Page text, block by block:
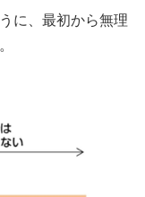
に、最初から無理